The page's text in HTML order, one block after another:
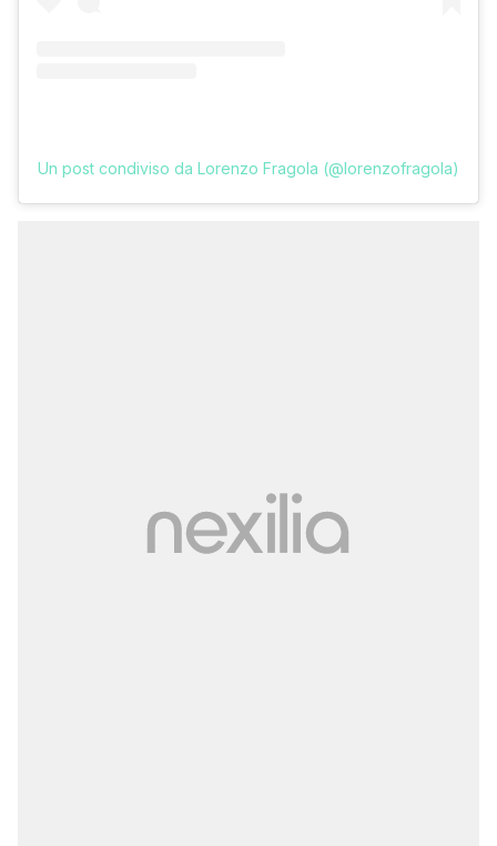
Un post condiviso da Lorenzo Fragola (@lorenzofragola)